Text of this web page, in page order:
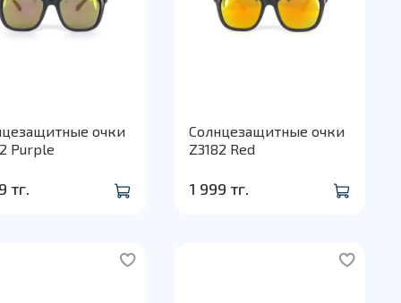
очки
Purple
тг.
Солнцезащитные очки
Z3182 Red
1 999 тг.